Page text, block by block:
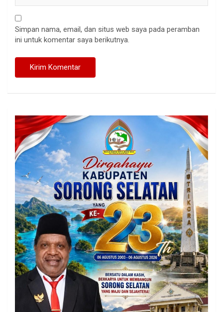
Simpan nama, email, dan situs web saya pada peramban
ini untuk komentar saya berikutnya.